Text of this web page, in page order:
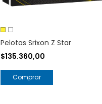
Pelotas Srixon Z Star
$135.360,00
Comprar